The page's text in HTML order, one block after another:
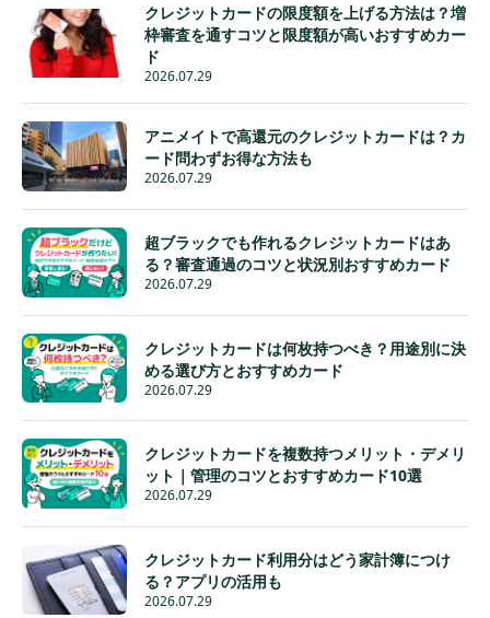
クレジットカードの限度額を上げる方法は？増
枠審査を通すコツと限度額が高いおすすめカー
ド
2026.07.29
アニメイトで高還元のクレジットカードは？カ
ード問わずお得な方法も
2026.07.29
超ブラックでも作れるクレジットカードはあ
る？審査通過のコツと状況別おすすめカード
2026.07.29
クレジットカードは何枚持つべき？用途別に決
める選び方とおすすめカード
2026.07.29
クレジットカードを複数持つメリット・デメリ
ット｜管理のコツとおすすめカード10選
2026.07.29
クレジットカード利用分はどう家計簿につけ
る？アプリの活用も
2026.07.29